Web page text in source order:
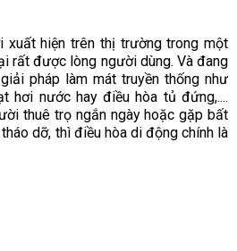
xuất hiện trên thị trường trong một
rất được lòng người dùng. Và đang
pháp làm mát truyền thống như
hơi nước hay điều hòa tủ đứng,....
thuê trọ ngắn ngày hoặc gặp bất
dỡ, thì điều hòa di động chính là